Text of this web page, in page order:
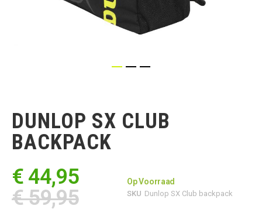
begin
van
de
afbeeldingen-
DUNLOP SX CLUB
BACKPACK
€ 44,95
€ 59,95
Op Voorraad
SKU Dunlop SX Club backpack